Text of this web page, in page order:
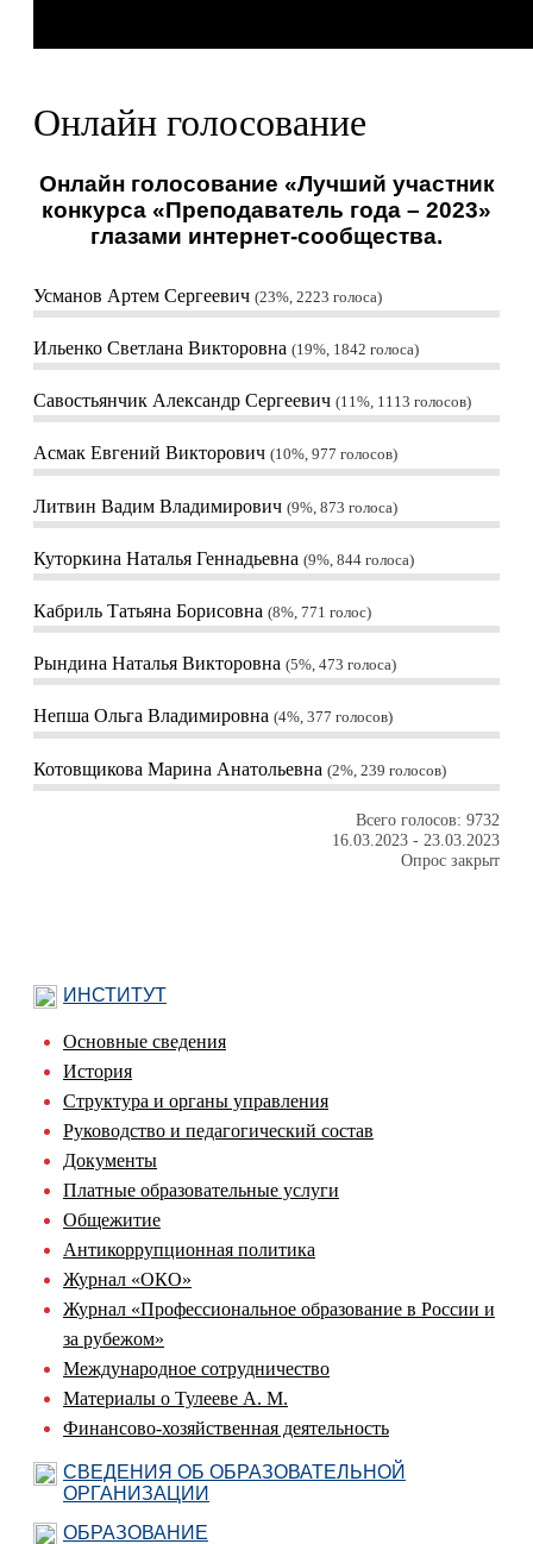
Онлайн голосование
Онлайн голосование «Лучший участник
конкурса «Преподаватель года – 2023»
глазами интернет-сообщества.
Усманов Артем Сергеевич 23%, 2223 голоса
Ильенко Светлана Викторовна 19%, 1842 голоса
Савостьянчик Александр Сергеевич 11%, 1113 голосов
Асмак Евгений Викторович 10%, 977 голосов
Литвин Вадим Владимирович 9%, 873 голоса
Куторкина Наталья Геннадьевна 9%, 844 голоса
Кабриль Татьяна Борисовна 8%, 771 голос
Рындина Наталья Викторовна 5%, 473 голоса
Непша Ольга Владимировна 4%, 377 голосов
Котовщикова Марина Анатольевна 2%, 239 голосов
Всего голосов: 9732
16.03.2023 - 23.03.2023
Опрос закрыт
ИНСТИТУТ
Основные сведения
История
Структура и органы управления
Руководство и педагогический состав
Документы
Платные образовательные услуги
Общежитие
Антикоррупционная политика
Журнал «ОКО»
Журнал «Профессиональное образование в России и
за рубежом»
Международное сотрудничество
Материалы о Тулееве А. М.
Финансово-хозяйственная деятельность
СВЕДЕНИЯ ОБ ОБРАЗОВАТЕЛЬНОЙ
ОРГАНИЗАЦИИ
ОБРАЗОВАНИЕ